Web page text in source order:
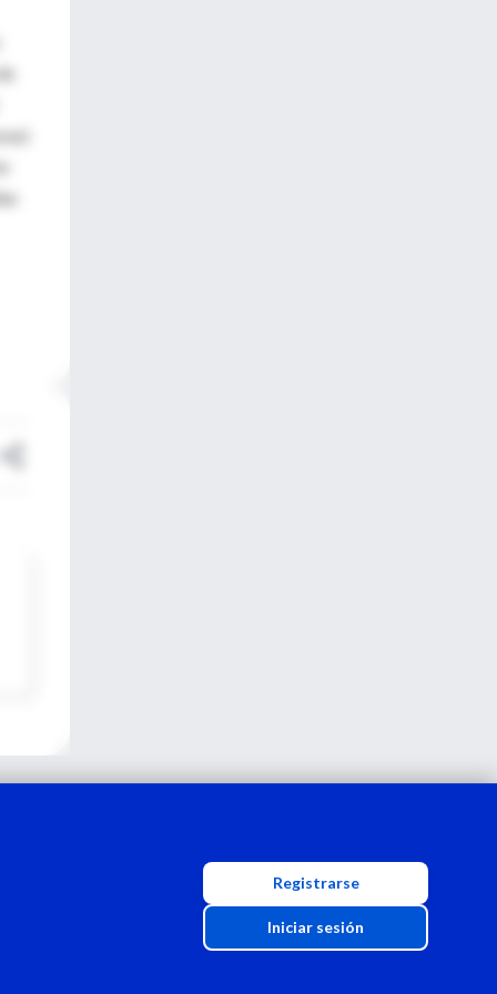
Registrarse
Iniciar sesión